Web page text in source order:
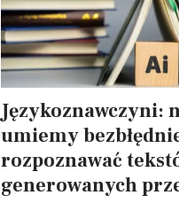
Językoznawczyni:
umiemy
rozpoznawać
generowanych